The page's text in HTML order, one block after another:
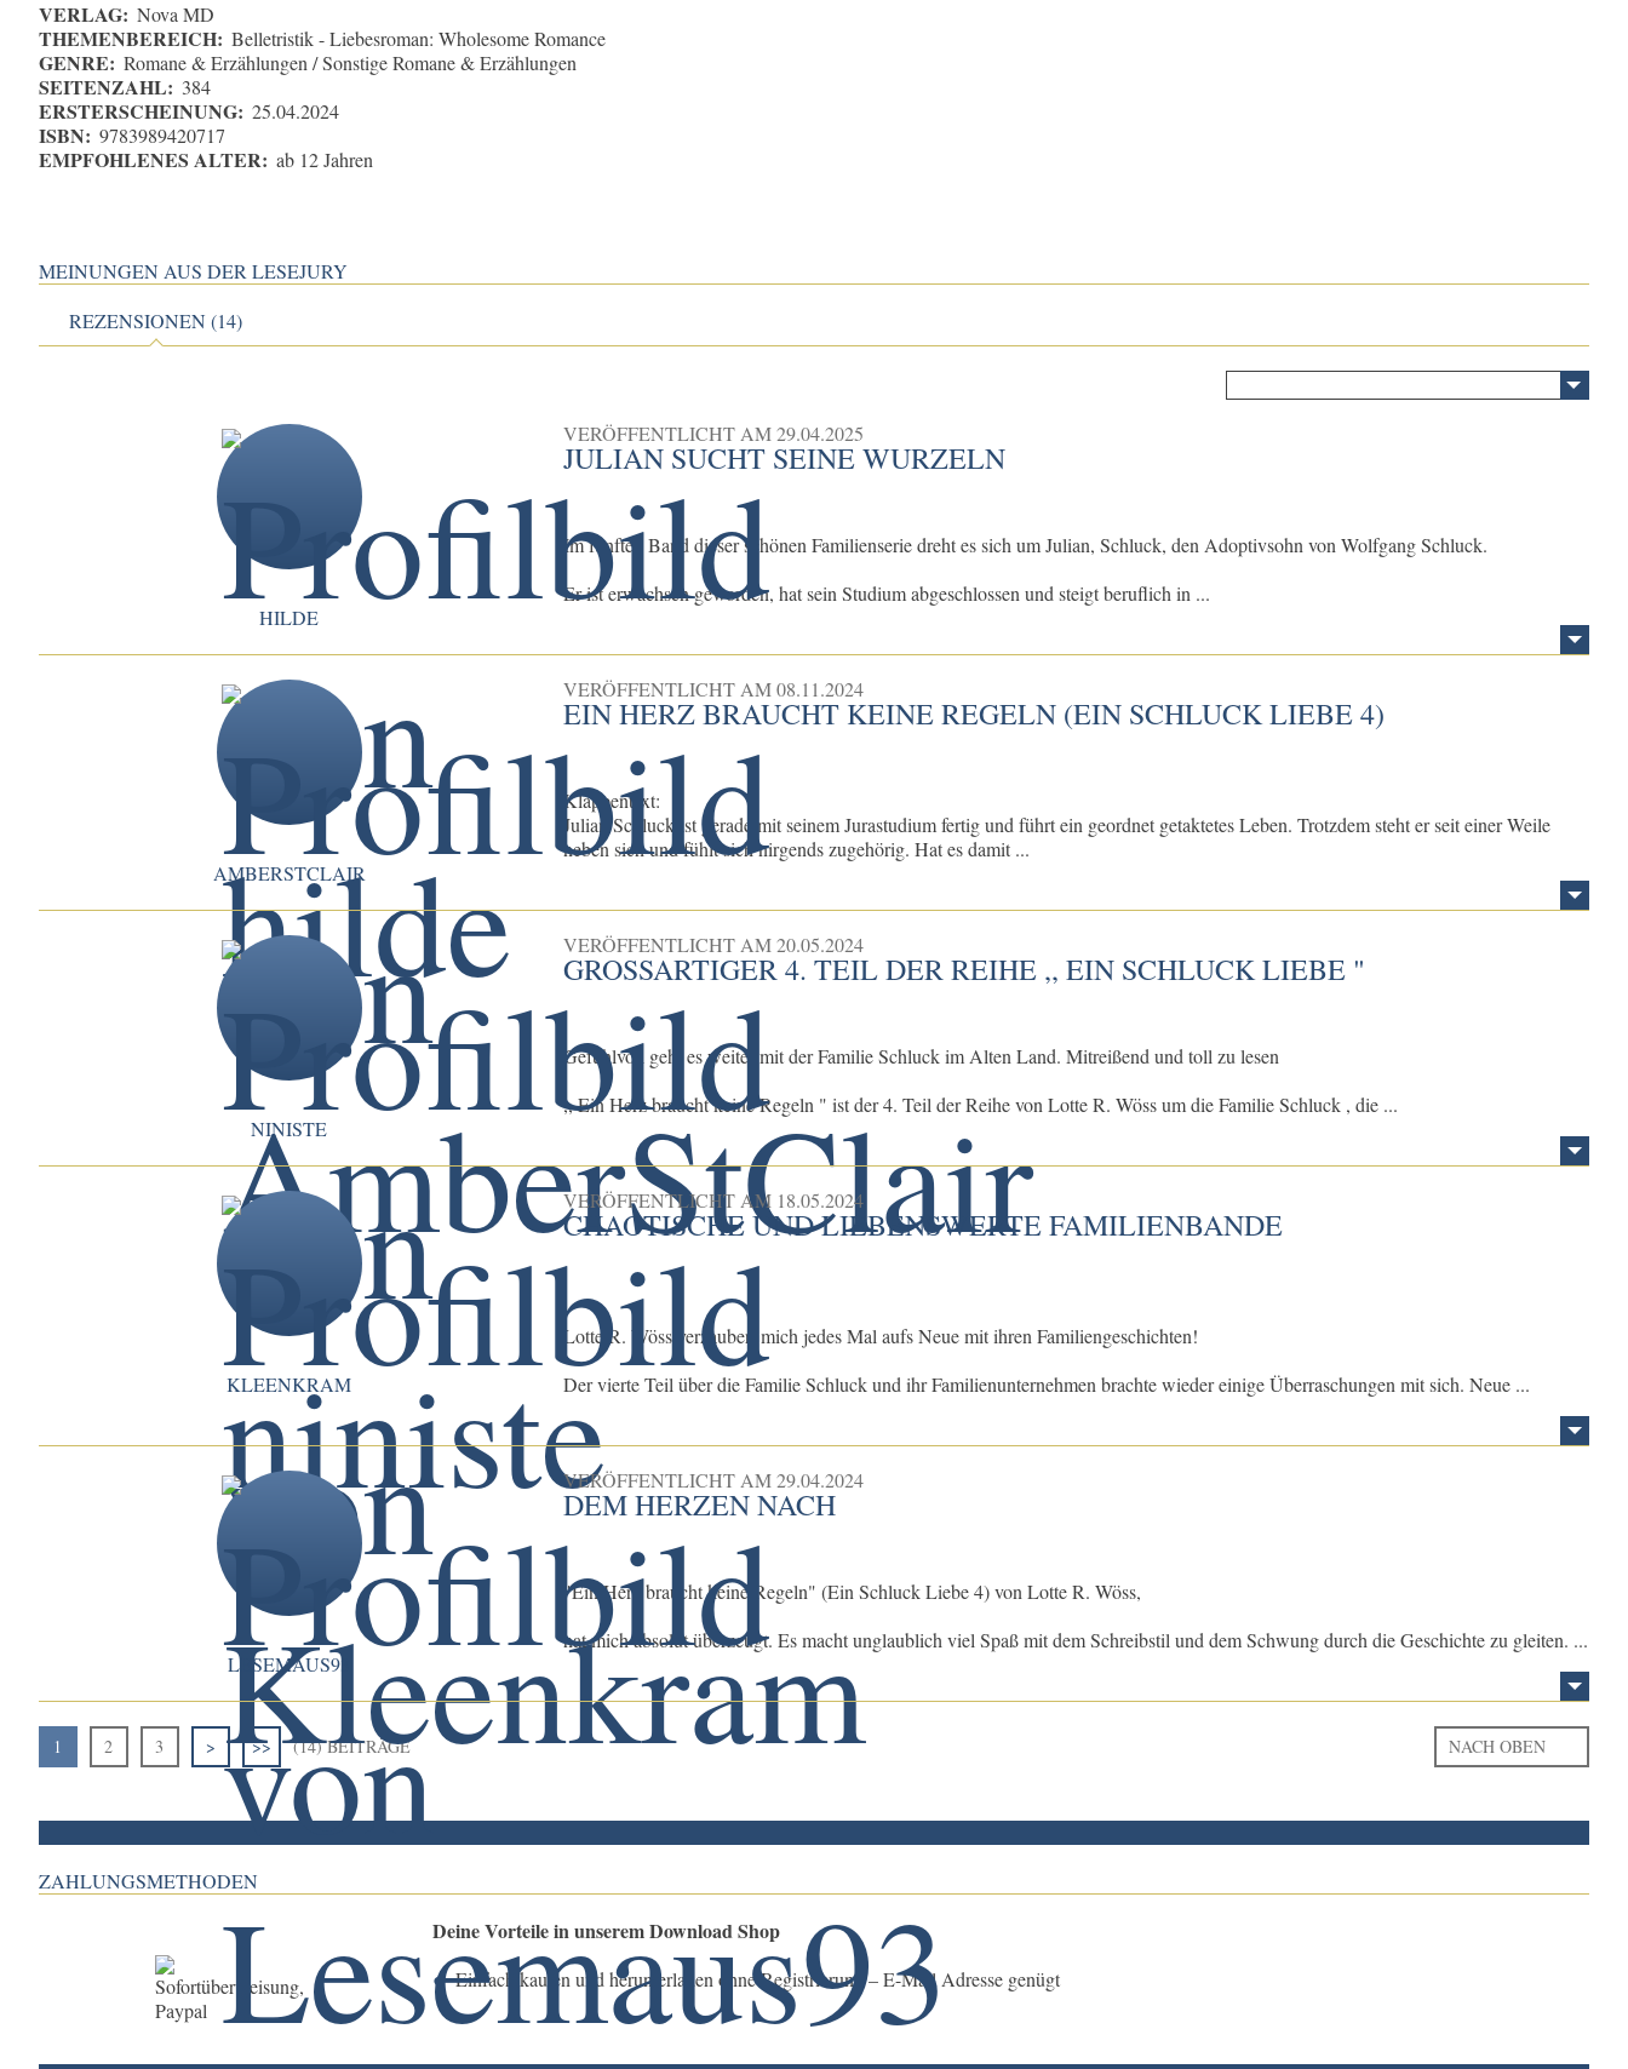
VERLAG: Nova MD
THEMENBEREICH: Belletristik - Liebesroman: Wholesome Romance
GENRE: Romane & Erzählungen / Sonstige Romane & Erzählungen
SEITENZAHL: 384
ERSTERSCHEINUNG: 25.04.2024
ISBN: 9783989420717
EMPFOHLENES ALTER: ab 12 Jahren
MEINUNGEN AUS DER LESEJURY
REZENSIONEN (14)
HILDE
VERÖFFENTLICHT AM29.04.2025
JULIAN SUCHT SEINE WURZELN
Im fünften Band dieser schönen Familienserie dreht es sich um Julian, Schluck, den Adoptivsohn von Wolfgang Schluck.
Er ist erwachsen geworden, hat sein Studium abgeschlossen und steigt beruflich in ...
AMBERSTCLAIR
VERÖFFENTLICHT AM08.11.2024
EIN HERZ BRAUCHT KEINE REGELN (EIN SCHLUCK LIEBE 4)
Klappentext:
Julian Schluck ist gerade mit seinem Jurastudium fertig und führt ein geordnet getaktetes Leben. Trotzdem steht er seit einer Weile
neben sich und fühlt sich nirgends zugehörig. Hat es damit ...
NINISTE
VERÖFFENTLICHT AM20.05.2024
GROSSARTIGER 4. TEIL DER REIHE ,, EIN SCHLUCK LIEBE "
Gefühlvoll geht es weiter mit der Familie Schluck im Alten Land. Mitreißend und toll zu lesen
,, Ein Herz braucht keine Regeln " ist der 4. Teil der Reihe von Lotte R. Wöss um die Familie Schluck , die ...
KLEENKRAM
VERÖFFENTLICHT AM 18.05.2024
CHAOTISCHE UND LIEBENSWERTE FAMILIENBANDE
Lotte R. Wöss verzaubert mich jedes Mal aufs Neue mit ihren Familiengeschichten!
Der vierte Teil über die Familie Schluck und ihr Familienunternehmen brachte wieder einige Überraschungen mit sich. Neue ...
LESEMAUS93
VERÖFFENTLICHT AM29.04.2024
DEM HERZEN NACH
"Ein Herz braucht keine Regeln" (Ein Schluck Liebe 4) von Lotte R. Wöss,
hat mich absolut überzeugt. Es macht unglaublich viel Spaß mit dem Schreibstil und dem Schwung durch die Geschichte zu gleiten. ...
1 2 3 > >> (14) BEITRÄGE NACH OBEN
ZAHLUNGSMETHODEN
Deine Vorteile in unserem Download Shop
Einfach kaufen und herunterladen ohne Registrierung – E-Mail Adresse genügt